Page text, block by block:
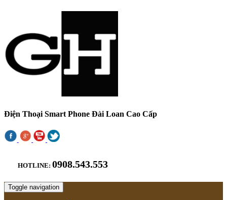
Điện Thoại Smart Phone Đài Loan Cao Cấp
HOTLINE:0908.543.553
Toggle navigation